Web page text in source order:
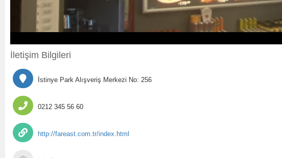
İletişim Bilgileri
İstinye Park Alışveriş Merkezi No: 256
0212 345 56 60
http://fareast.com.tr/index.html